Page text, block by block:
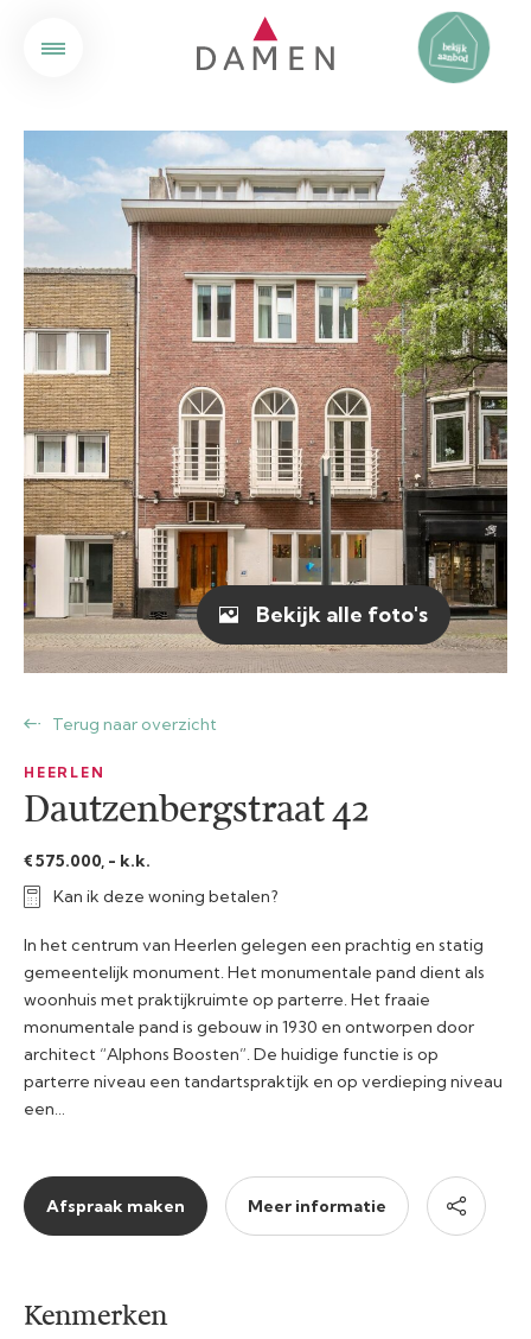
bekijk
aanbod
Terug naar overzicht
HEERLEN
Dautzenbergstraat 42
€ 575.000, - k.k.
Kan ik deze woning betalen?
In het centrum van Heerlen gelegen een prachtig en statig
gemeentelijk monument. Het monumentale pand dient als
woonhuis met praktijkruimte op parterre. Het fraaie
monumentale pand is gebouw in 1930 en ontworpen door
architect “Alphons Boosten”. De huidige functie is op
parterre niveau een tandartspraktijk en op verdieping niveau
een…
Afspraak maken Meer informatie
Bekijk alle foto's
Kenmerken